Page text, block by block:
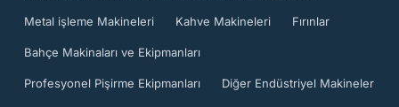
Metal işleme Makineleri Kahve Makineleri Fırınlar
Bahçe Makinaları ve Ekipmanları
Profesyonel Pişirme Ekipmanları Diğer Endüstriyel Makineler